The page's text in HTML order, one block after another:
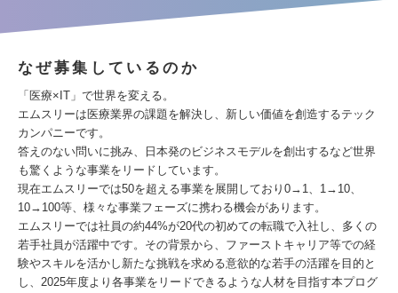
なぜ募集しているのか
「医療×IT」で世界を変える。
エムスリーは医療業界の課題を解決し、新しい価値を創造するテック
カンパニーです。
答えのない問いに挑み、日本発のビジネスモデルを創出するなど世界
も驚くような事業をリードしています。
現在エムスリーでは50を超える事業を展開しており0→1、1→10、
10→100等、様々な事業フェーズに携わる機会があります。
エムスリーでは社員の約44%が20代の初めての転職で入社し、多くの
若手社員が活躍中です。その背景から、ファーストキャリア等での経
験やスキルを活かし新たな挑戦を求める意欲的な若手の活躍を目的と
し、2025年度より各事業をリードできるような人材を目指す本プログ